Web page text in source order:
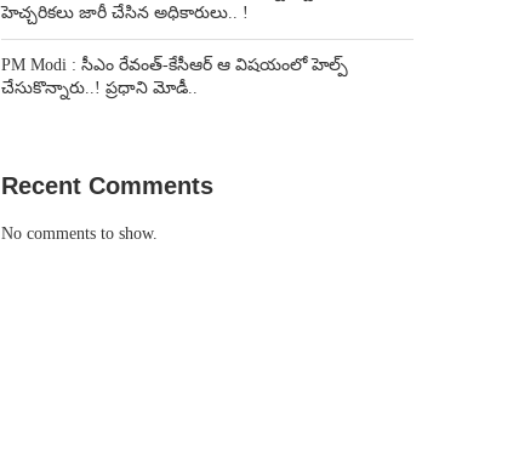
హెచ్చరికలు జారీ చేసిన అధికారులు.. !
PM Modi : సీఎం రేవంత్-కేసీఆర్ ఆ విషయంలో హెల్ప్
చేసుకొన్నారు..! ప్రధాని మోడీ..
Recent Comments
No comments to show.